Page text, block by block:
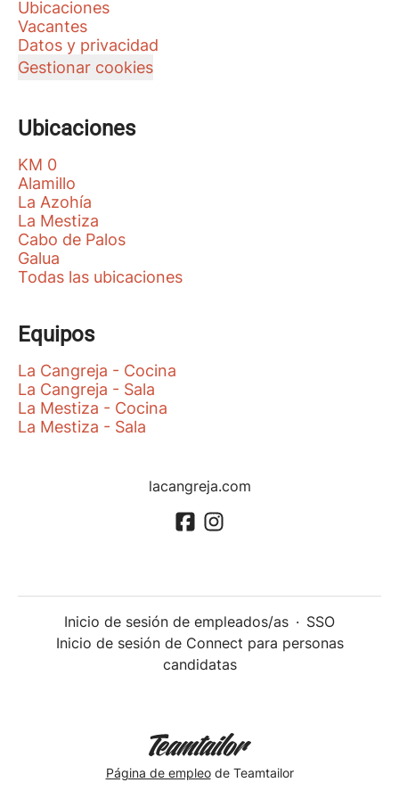
Ubicaciones
Vacantes
Datos y privacidad
Gestionar cookies
Ubicaciones
KM 0
Alamillo
La Azohía
La Mestiza
Cabo de Palos
Galua
Todas las ubicaciones
Equipos
La Cangreja - Cocina
La Cangreja - Sala
La Mestiza - Cocina
La Mestiza - Sala
lacangreja.com
Inicio de sesión de empleados/as · SSO
Inicio de sesión de Connect para personas
candidatas
Página de empleode Teamtailor